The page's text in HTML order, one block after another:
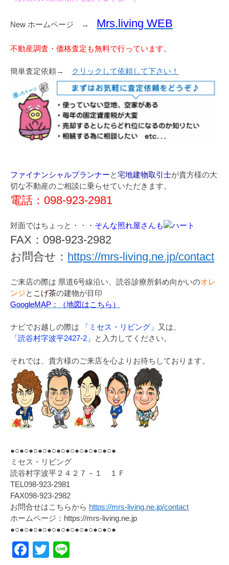
New ホームページ → Mrs.living WEB
不動産調査・価格査定も無料で行っています。
簡単査定依頼→ クリックして依頼して下さい！
ファイナンシャルプランナーと宅地建物取引士が貴方様の大
切な不動産のご相談に乗らせていただきます。
電話：098-923-2981
対面ではちょっと・・・ そんな照れ屋さんも
FAX：098-923-2982
お問合せ： https://mrs-living.ne.jp/contact
ご来店の際は 県道6号線沿い、読谷診療所斜め向かいのオレ
ンジと こげ茶の建物が目印
GoogleMAP：（地図はこちら）
ナビでお越しの際は 「ミセス・リビング」
又は、
「読谷村字波平2427-2」
と入力してください。
それでは、貴方様のご来店を心よりお待ちしております。
●○●○●○●○●○●○●○●○●○●○●○●
ミセス・リビング
読谷村字波平２４２７－１ １Ｆ
TEL098-923-2981
FAX098-923-2982
お問合せはこちらから https://mrs-living.ne.jp/contact
ホームページ：https://mrs-living.ne.jp
●○●○●○●○●○●○●○●○●○●○●○●
Facebook
Twitter